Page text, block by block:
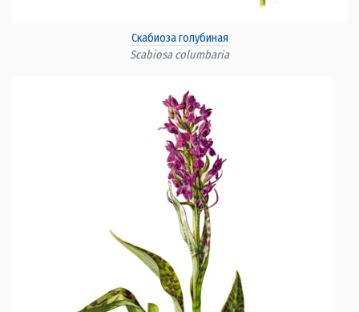
Скабиоза голубиная
Scabiosa columbaria